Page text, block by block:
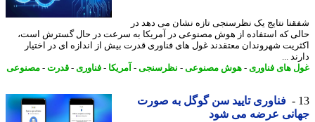
نتایج یک نظرسنجی تازه نشان می دهد در
که استفاده از هوش مصنوعی در آمریکا به سرعت در حال گسترش است،
شهروندان معتقدند غول های فناوری قدرت بیش از اندازه ای در اختیار
...
های فناوری- هوش مصنوعی-نظرسنجی-آمریکا- فناوری- قدرت- مصنوعی
فناوری تایید سن گوگل به صورت
عرضه می شود